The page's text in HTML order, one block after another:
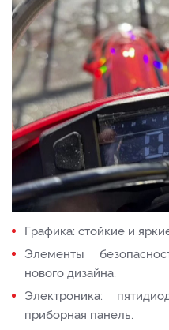
Графика: стойкие и
Элементы
нового дизайна.
Электроника:
приборная панель.